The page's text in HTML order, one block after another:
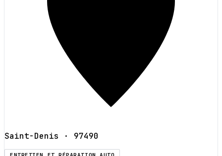
Saint-Denis · 97490